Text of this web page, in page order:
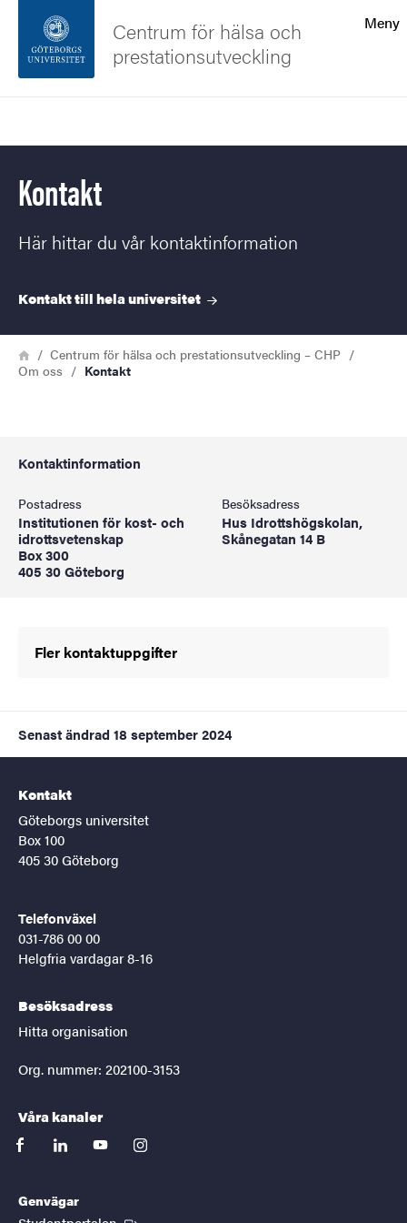
Sidfoten
Om webbplatsen
Meny
Centrum för hälsa och
prestationsutveckling
Kontakt
Här hittar du vår kontaktinformation
Kontakt till helauniversitet
Länkstig
HemCentrum för hälsa och prestationsutveckling – CHP
Om oss
Kontakt
Kontaktinformation
Postadress
Institutionen för kost- och
idrottsvetenskap
Box 300
405 30 Göteborg
Besöksadress
Hus Idrottshögskolan,
Skånegatan 14 B
Fler kontaktuppgifter
Senast ändrad 18 september 2024
Kontakt
Göteborgs universitet
Box 100
405 30 Göteborg
Telefonväxel
031-786 00 00
Helgfria vardagar 8-16
Besöksadress
Hitta organisation
Org. nummer: 202100-3153
Våra kanaler
facebooklinkedinyoutubeinstagram
Genvägar